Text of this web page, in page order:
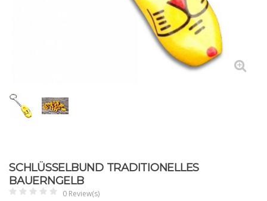
SCHLÜSSELBUND TRADITIONELLES
BAUERNGELB
0 Review(s)